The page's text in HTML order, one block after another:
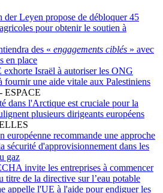
der Leyen propose de débloquer 45
pour obtenir le soutien à
des « engagements ciblés » avec
en place
exhorte Israël à autoriser les ONG
fournir une aide vitale aux Palestiniens
ESPACE
dans l'Arctique est cruciale pour la
plusieurs dirigeants européens
européenne recommande une approche
sécurité d'approvisionnement dans les
gaz
invite les entreprises à commencer
titre de la directive sur l’eau potable
appelle l'UE à l'aide pour endiguer les